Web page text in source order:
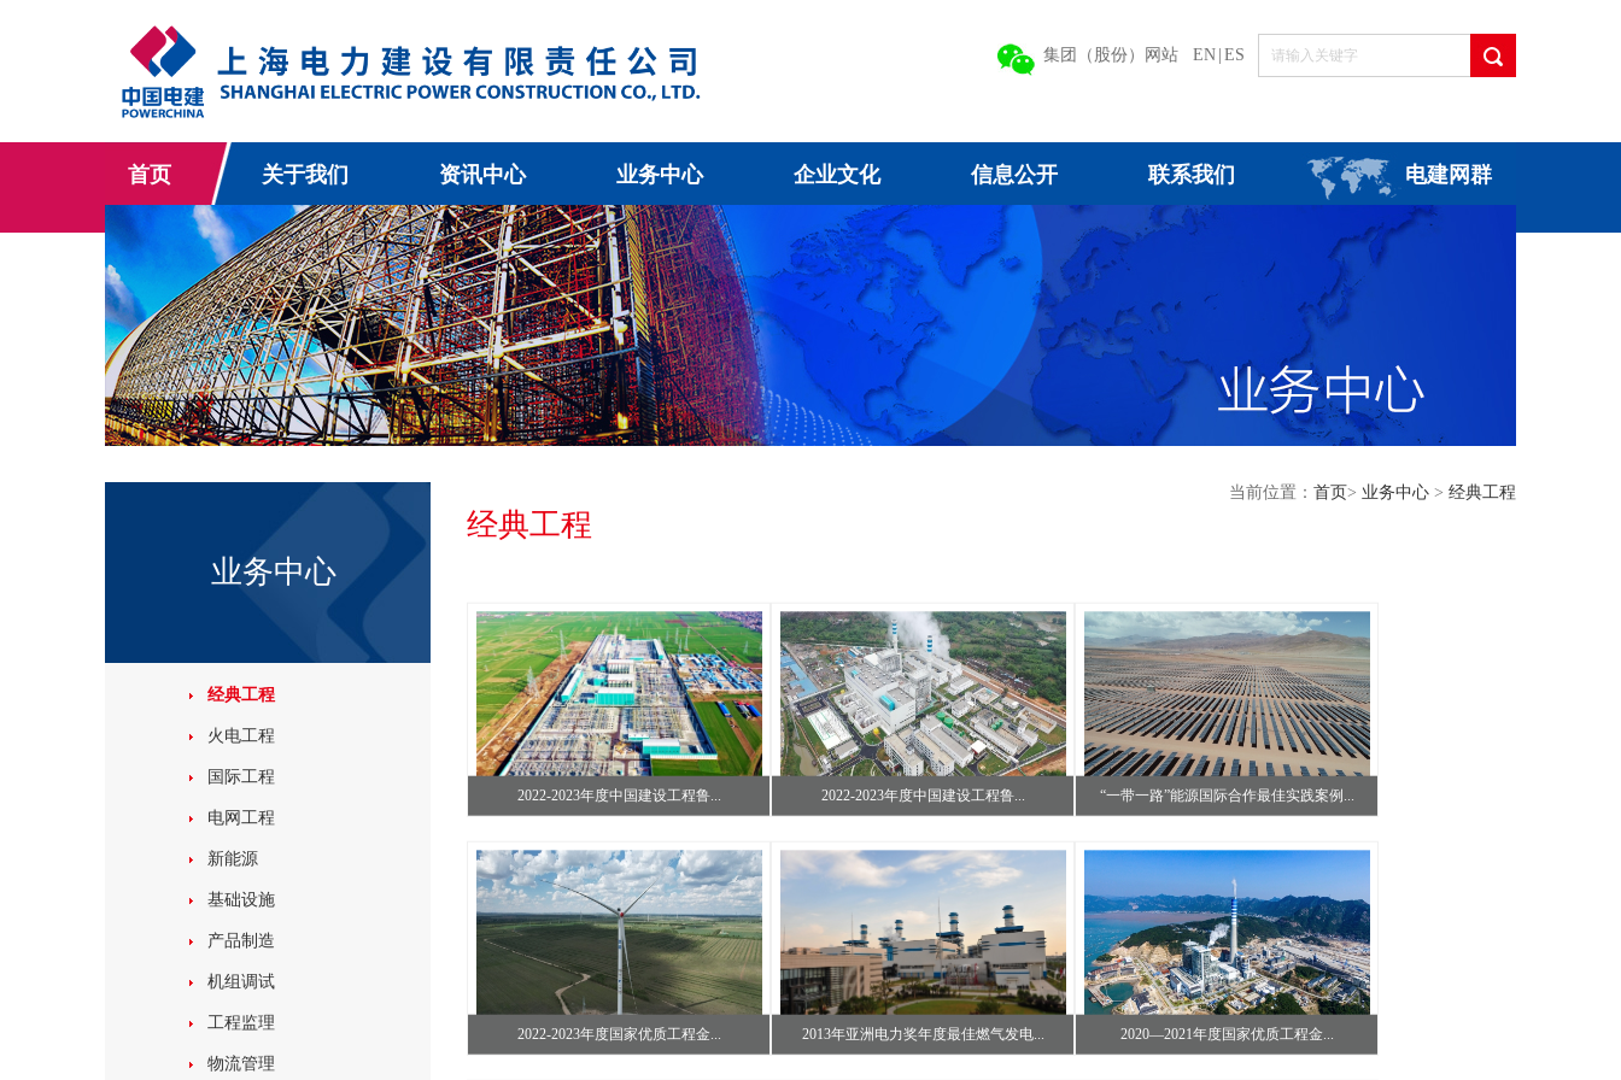
集团（股份）网站 EN ES
首页 关于我们 资讯中心 业务中心 企业文化 信息公开 联系我们 电建网群
业务中心
经典工程
火电工程
国际工程
电网工程
新能源
基础设施
产品制造
机组调试
工程监理
物流管理
当前位置： 首页> 业务中心 > 经典工程
经典工程
2022-2023年度中国建设工程鲁... 2022-2023年度中国建设工程鲁... “一带一路”能源国际合作最佳实践案例...
2022-2023年度国家优质工程金... 2013年亚洲电力奖年度最佳燃气发电... 2020—2021年度国家优质工程金...